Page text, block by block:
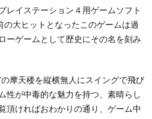
レイステーション４用ゲームソフト
の大ヒットとなったこのゲームは過
ーゲームとして歴史にその名を刻み
摩天楼を縦横無人にスイングで飛び
性が中毒的な魅力を持つ、素晴らし
頂ければおわかりの通り、ゲーム中